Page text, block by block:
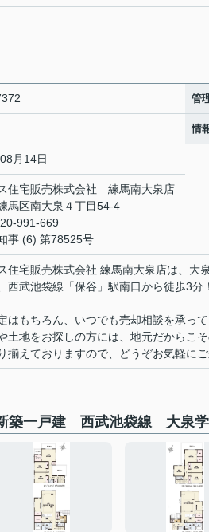
管
情
月14日
住宅販売株式会社 練馬南大泉店
馬区南大泉４丁目54-4
991-669
事 (6) 第78525号
住宅販売株式会社 練馬南大泉店は、大
西武池袋線「保谷」駅南口から徒歩3分！
はもちろん、いつでも売却相談を承って
土地をお探しの方には、地元だからこ
揃えておりますので、どうぞお気軽にご
築一戸建 西武池袋線 大泉学